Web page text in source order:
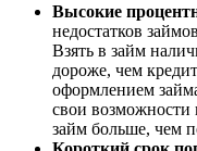
Высокие
недостатков
Взять в займ
дороже, чем
оформлением
свои возможности
займ больше, чем